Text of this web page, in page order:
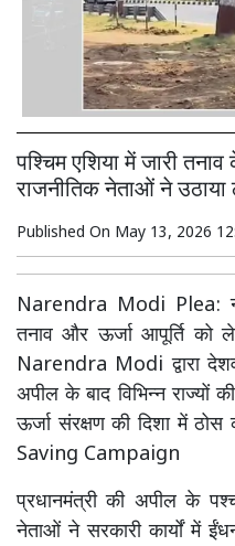
पश्चिम एशिया में जारी
राजनीतिक नेताओं ने
Published On May 13, 2026
Narendra Modi Plea: नई
तनाव और ऊर्जा आपूर्ति को
Narendra Modi द्वारा
अपील के बाद विभिन्न राज्यों
ऊर्जा संरक्षण की दिशा में
Saving Campaign
प्रधानमंत्री की अपील के
नेताओं ने सरकारी कार्यों में